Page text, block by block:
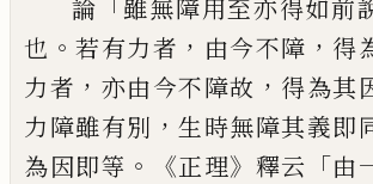
論 「雖無障用至亦得如前
也 。若有力者 ， 由今不障 ， 得
力者 ， 亦由今不障故 ， 得為其
力障雖有別 ，生時無障其義即
為因即等 。《正理》 釋云 「由